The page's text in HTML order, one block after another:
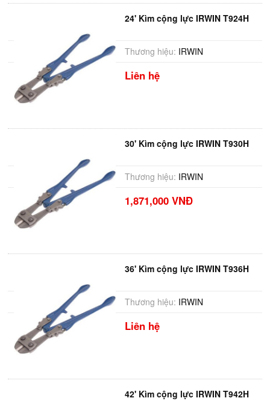
24' Kìm cộng lực IRWIN T924H
Thương hiệu: IRWIN
Liên hệ
30' Kìm cộng lực IRWIN T930H
Thương hiệu: IRWIN
1,871,000 VNĐ
36' Kìm cộng lực IRWIN T936H
Thương hiệu: IRWIN
Liên hệ
42' Kìm cộng lực IRWIN T942H